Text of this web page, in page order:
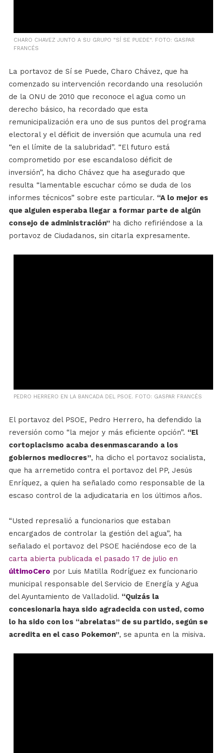
CHARO CHAVEZ JUNTO A SU GRUPO "SÍ SE PUEDE". FOTO: GASPAR
FRANCÉS
La portavoz de Sí se Puede, Charo Chávez, que ha
comenzado su intervención recordando una resolución
de la ONU de 2010 que reconoce el agua como un
derecho básico, ha recordado que esta
remunicipalización era uno de sus puntos del programa
electoral y el déficit de inversión que acumula una red
“en el límite de la salubridad”. “El futuro está
comprometido por ese escandaloso déficit de
inversión”, ha dicho Chávez que ha asegurado que
resulta “lamentable escuchar cómo se duda de los
informes técnicos” sobre este particular. “A lo mejor es
que alguien esperaba llegar a formar parte de algún
consejo de administración”ha dicho refiriéndose a la
portavoz de Ciudadanos, sin citarla expresamente.
PEDRO HERRERO EN LA BANCADA DEL PSOE. FOTO: GASPAR FRANCÉS
El portavoz del PSOE, Pedro Herrero, ha defendido la
reversión como “la mejor y más eficiente opción”. “El
cortoplacismo acaba desenmascarando a los
gobiernos mediocres”, ha dicho el portavoz socialista,
que ha arremetido contra el portavoz del PP, Jesús
Enríquez, a quien ha señalado como responsable de la
escaso control de la adjudicataria en los últimos años.
“Usted represalió a funcionarios que estaban
encargados de controlar la gestión del agua”, ha
señalado el portavoz del PSOE haciéndose eco de la
carta abierta publicada el pasado 17 de julio en
últimoCero por Luis Matilla Rodríguez ex funcionario
municipal responsable del Servicio de Energía y Agua
del Ayuntamiento de Valladolid. “Quizás la
concesionaria haya sido agradecida con usted, como
lo ha sido con los “abrelatas” de su partido, según se
acredita en el caso Pokemon”, se apunta en la misiva.